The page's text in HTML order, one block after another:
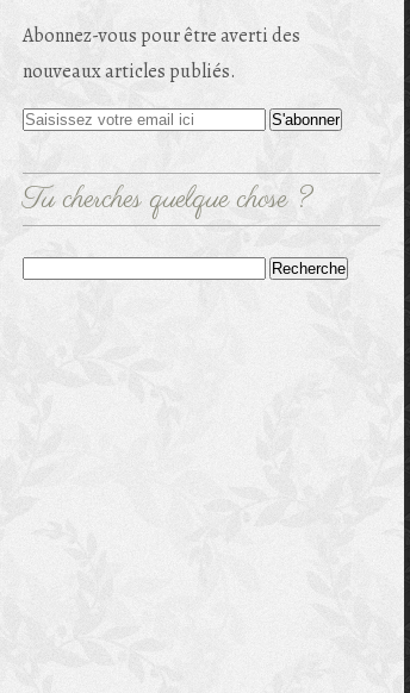
Abonnez-vous pour être averti des
nouveaux articles publiés.
Tu cherches quelque chose ?